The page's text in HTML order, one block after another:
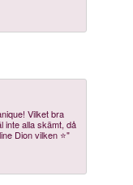
Vilket bra
inte alla skämt, då
Dion vilken ⭐️"